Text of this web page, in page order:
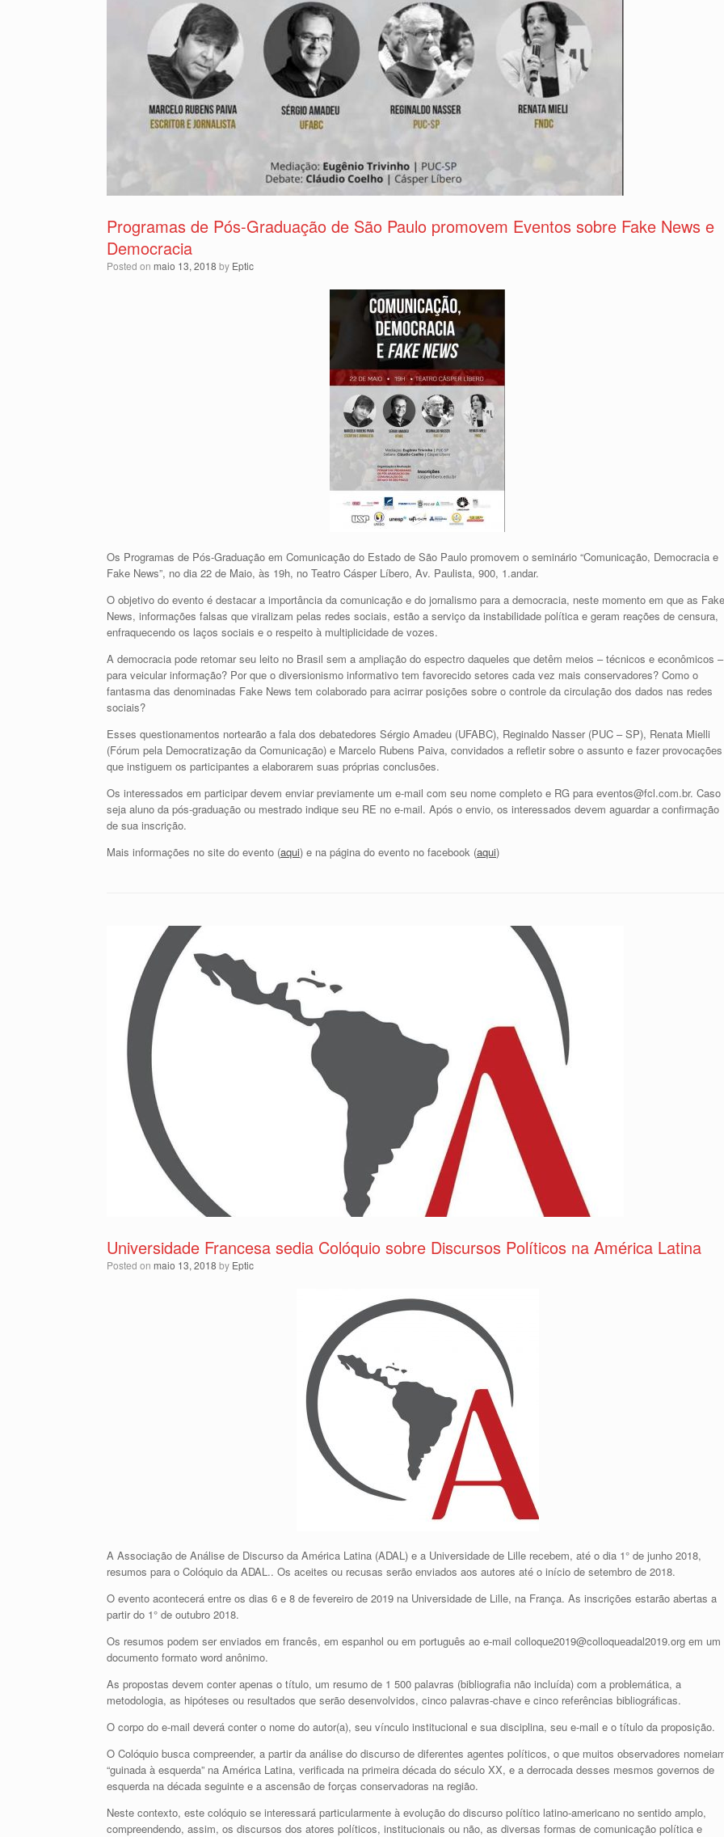
Programas de Pós-Graduação de São Paulo promovem Eventos sobre Fake News e
Democracia
Posted on maio 13, 2018 by Eptic
Os Programas de Pós-Graduação em Comunicação do Estado de São Paulo promovem o seminário “Comunicação, Democracia e
Fake News”, no dia 22 de Maio, às 19h, no Teatro Cásper Líbero, Av. Paulista, 900, 1.andar.
O objetivo do evento é destacar a importância da comunicação e do jornalismo para a democracia, neste momento em que as Fake
News, informações falsas que viralizam pelas redes sociais, estão a serviço da instabilidade política e geram reações de censura,
enfraquecendo os laços sociais e o respeito à multiplicidade de vozes.
A democracia pode retomar seu leito no Brasil sem a ampliação do espectro daqueles que detêm meios – técnicos e econômicos –
para veicular informação? Por que o diversionismo informativo tem favorecido setores cada vez mais conservadores? Como o
fantasma das denominadas Fake News tem colaborado para acirrar posições sobre o controle da circulação dos dados nas redes
sociais?
Esses questionamentos nortearão a fala dos debatedores Sérgio Amadeu (UFABC), Reginaldo Nasser (PUC – SP), Renata Mielli
(Fórum pela Democratização da Comunicação) e Marcelo Rubens Paiva, convidados a refletir sobre o assunto e fazer provocações
que instiguem os participantes a elaborarem suas próprias conclusões.
Os interessados em participar devem enviar previamente um e-mail com seu nome completo e RG para eventos@fcl.com.br. Caso
seja aluno da pós-graduação ou mestrado indique seu RE no e-mail. Após o envio, os interessados devem aguardar a confirmação
de sua inscrição.
Mais informações no site do evento (aqui) e na página do evento no facebook (aqui)
Universidade Francesa sedia Colóquio sobre Discursos Políticos na América Latina
Posted on maio 13, 2018 by Eptic
A Associação de Análise de Discurso da América Latina (ADAL) e a Universidade de Lille recebem, até o dia 1° de junho 2018,
resumos para o Colóquio da ADAL.. Os aceites ou recusas serão enviados aos autores até o início de setembro de 2018.
O evento acontecerá entre os dias 6 e 8 de fevereiro de 2019 na Universidade de Lille, na França. As inscrições estarão abertas a
partir do 1° de outubro 2018.
Os resumos podem ser enviados em francês, em espanhol ou em português ao e-mail colloque2019@colloqueadal2019.org em um
documento formato word anônimo.
As propostas devem conter apenas o título, um resumo de 1 500 palavras (bibliografia não incluída) com a problemática, a
metodologia, as hipóteses ou resultados que serão desenvolvidos, cinco palavras-chave e cinco referências bibliográficas.
O corpo do e-mail deverá conter o nome do autor(a), seu vínculo institucional e sua disciplina, seu e-mail e o título da proposição.
O Colóquio busca compreender, a partir da análise do discurso de diferentes agentes políticos, o que muitos observadores
“guinada à esquerda” na América Latina, verificada na primeira década do século XX, e a derrocada desses mesmos governos de
esquerda na década seguinte e a ascensão de forças conservadoras na região.
Neste contexto, este colóquio se interessará particularmente à evolução do discurso político latino-americano no sentido amplo,
compreendendo, assim, os discursos dos atores políticos, institucionais ou não, as diversas formas de comunicação política e